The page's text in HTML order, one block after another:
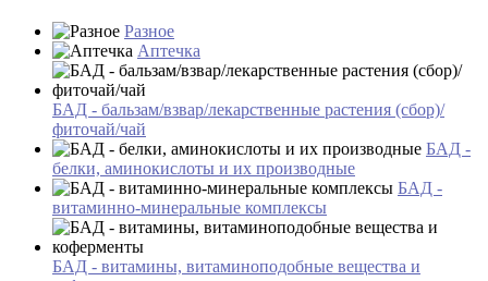
Разное
Аптечка
БАД - бальзам/взвар/лекарственные растения (сбор)/
фиточай/чай
БАД -
белки, аминокислоты и их производные
БАД -
витаминно-минеральные комплексы
БАД - витамины, витаминоподобные вещества и